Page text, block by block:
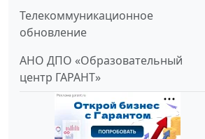
Телекоммуникационное
обновление
АНО ДПО «Образовательный
центр ГАРАНТ»